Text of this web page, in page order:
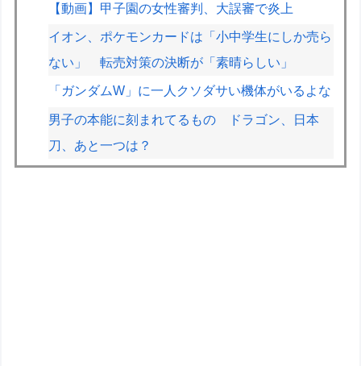
【動画】甲子園の女性審判、大誤審で炎上
イオン、ポケモンカードは「小中学生にしか売ら
ない」 転売対策の決断が「素晴らしい」
「ガンダムW」に一人クソダサい機体がいるよな
男子の本能に刻まれてるもの ドラゴン、日本
刀、あと一つは？